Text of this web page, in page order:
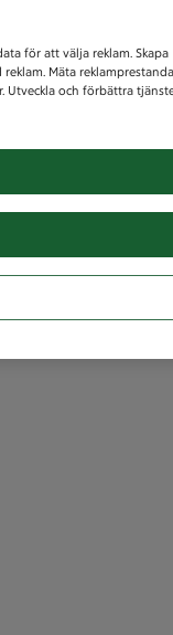
för att välja reklam. Skapa
Mäta
Utveckla och förbättra